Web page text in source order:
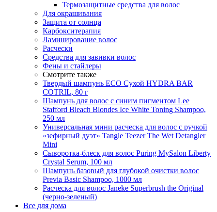
Термозащитные средства для волос
Для окрашивания
Защита от солнца
Карбокситерапия
Ламинирование волос
Расчески
Средства для завивки волос
Фены и стайлеры
Смотрите также
Твердый шампунь ECO Сухой HYDRA BAR
COTRIL, 80 г
Шампунь для волос с синим пигментом Lee
Stafford Bleach Blondes Ice White Toning Shampoo,
250 мл
Универсальная мини расческа для волос с ручкой
«зефирный дуэт» Tangle Teezer The Wet Detangler
Mini
Сыворотка-блеск для волос Puring MySalon Liberty
Crystal Serum, 100 мл
Шампунь базовый для глубокой очистки волос
Previa Basic Shampoo, 1000 мл
Расческа для волос Janeke Superbrush the Original
(черно-зеленый)
Все для дома